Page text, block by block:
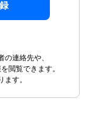
連絡先や、
閲覧できます。
す。